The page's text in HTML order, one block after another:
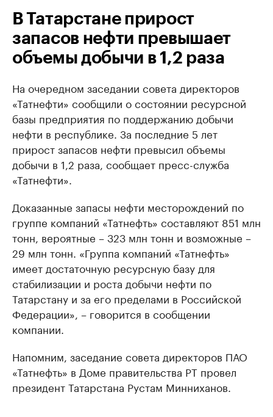
В Татарстане прирост
запасов нефти превышает
объемы добычи в 1,2 раза
На очередном заседании совета директоров
«Татнефти» сообщили о состоянии ресурсной
базы предприятия по поддержанию добычи
нефти в республике. За последние 5 лет
прирост запасов нефти превысил объемы
добычи в 1,2 раза, сообщает пресс-служба
«Татнефти».
Доказанные запасы нефти месторождений по
группе компаний «Татнефть» составляют 851 млн
тонн, вероятные – 323 млн тонн и возможные –
29 млн тонн. «Группа компаний «Татнефть»
имеет достаточную ресурсную базу для
стабилизации и роста добычи нефти по
Татарстану и за его пределами в Российской
Федерации», – говорится в сообщении
компании.
Напомним, заседание совета директоров ПАО
«Татнефть» в Доме правительства РТ провел
президент Татарстана Рустам Минниханов.